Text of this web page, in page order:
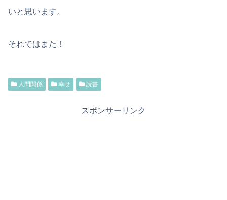
いと思います。
それではまた！
人間関係 幸せ 読書
スポンサーリンク